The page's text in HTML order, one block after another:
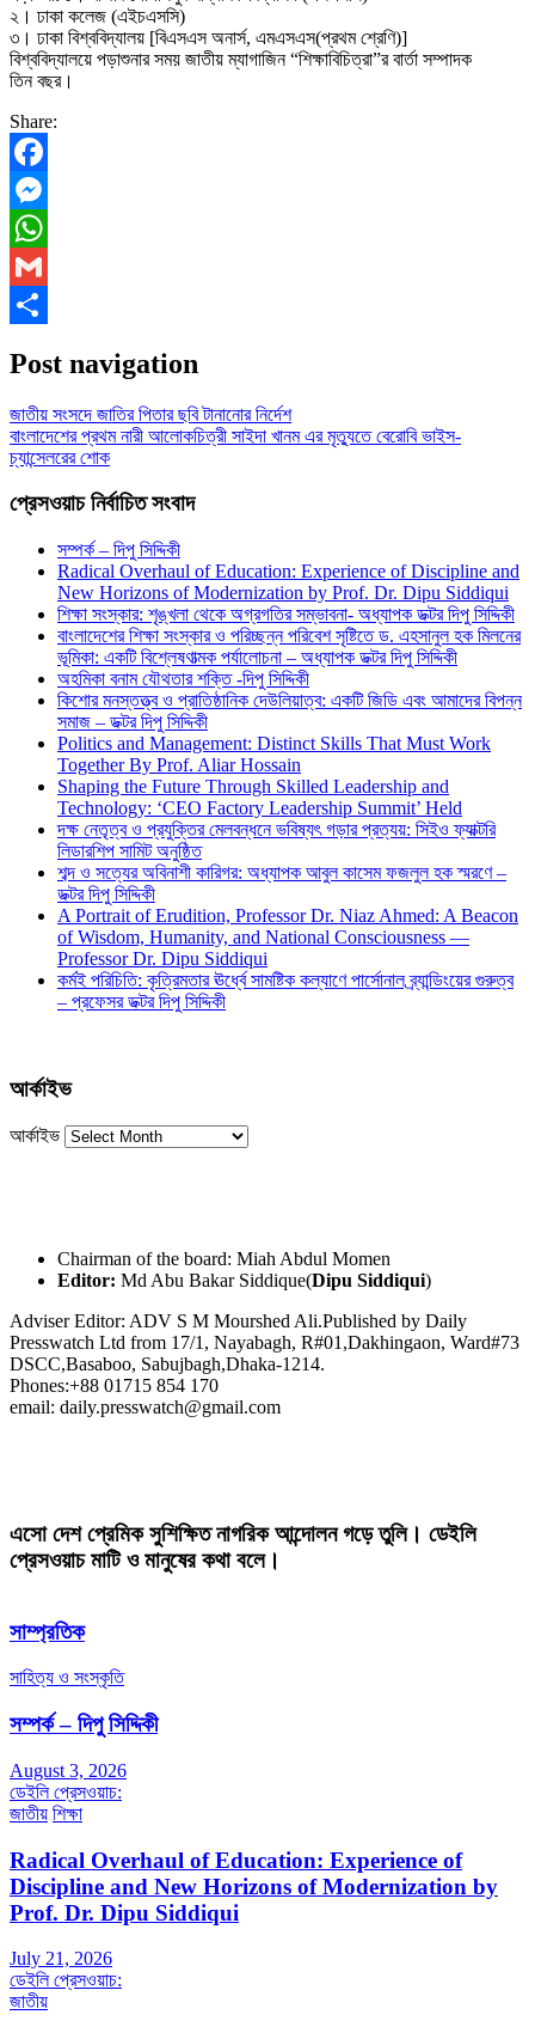
২। ঢাকা কলেজ (এইচএসসি)
৩। ঢাকা বিশ্ববিদ্যালয় [বিএসএস অনার্স, এমএসএস(প্রথম শ্রেণি)]
বিশ্ববিদ্যালয়ে পড়াশুনার সময় জাতীয় ম্যাগাজিন “শিক্ষাবিচিত্রা”র বার্তা সম্পাদক
তিন বছর।
Share:
Facebook
Messenger
WhatsApp
Gmail
Post navigation
জাতীয় সংসদে জাতির পিতার ছবি টানানোর নির্দেশ
বাংলাদেশের প্রথম নারী আলোকচিত্রী সাইদা খানম এর মৃত্যুতে বেরােবি ভাইস-
চ্যান্সেলরের শোক
প্রেসওয়াচ নির্বাচিত সংবাদ
সম্পর্ক – দিপু সিদ্দিকী
Radical Overhaul of Education: Experience of Discipline and
New Horizons of Modernization by Prof. Dr. Dipu Siddiqui
শিক্ষা সংস্কার: শৃঙ্খলা থেকে অগ্রগতির সম্ভাবনা- অধ্যাপক ডক্টর দিপু সিদ্দিকী
বাংলাদেশের শিক্ষা সংস্কার ও পরিচ্ছন্ন পরিবেশ সৃষ্টিতে ড. এহসানুল হক মিলনের
ভূমিকা: একটি বিশ্লেষণাত্মক পর্যালোচনা – অধ্যাপক ডক্টর দিপু সিদ্দিকী
অহমিকা বনাম যৌথতার শক্তি -দিপু সিদ্দিকী
কিশোর মনস্তত্ত্ব ও প্রাতিষ্ঠানিক দেউলিয়াত্ব: একটি জিডি এবং আমাদের বিপন্ন
সমাজ – ডক্টর দিপু সিদ্দিকী
Politics and Management: Distinct Skills That Must Work
Together By Prof. Aliar Hossain
Shaping the Future Through Skilled Leadership and
Technology: ‘CEO Factory Leadership Summit’ Held
দক্ষ নেতৃত্ব ও প্রযুক্তির মেলবন্ধনে ভবিষ্যৎ গড়ার প্রত্যয়: সিইও ফ্যাক্টরি
লিডারশিপ সামিট অনুষ্ঠিত
শব্দ ও সত্যের অবিনাশী কারিগর: অধ্যাপক আবুল কাসেম ফজলুল হক স্মরণে –
ডক্টর দিপু সিদ্দিকী
A Portrait of Erudition, Professor Dr. Niaz Ahmed: A Beacon
of Wisdom, Humanity, and National Consciousness —
Professor Dr. Dipu Siddiqui
কর্মই পরিচিতি: কৃত্রিমতার ঊর্ধ্বে সামষ্টিক কল্যাণে পার্সোনাল ব্র্যান্ডিংয়ের গুরুত্ব
– প্রফেসর ডক্টর দিপু সিদ্দিকী
আর্কাইভ
আর্কাইভ
Chairman of the board: Miah Abdul Momen
Editor: Md Abu Bakar Siddique(Dipu Siddiqui)
Adviser Editor: ADV S M Mourshed Ali.Published by Daily
Presswatch Ltd from 17/1, Nayabagh, R#01,Dakhingaon, Ward#73
DSCC,Basaboo, Sabujbagh,Dhaka-1214.
Phones:+88 01715 854 170
email: daily.presswatch@gmail.com
এসো দেশ প্রেমিক সুশিক্ষিত নাগরিক আন্দোলন গড়ে তুলি। ডেইলি
প্রেসওয়াচ মাটি ও মানুষের কথা বলে।
সাম্প্রতিক
সাহিত্য ও সংস্কৃতি
সম্পর্ক – দিপু সিদ্দিকী
August 3, 2026
ডেইলি প্রেসওয়াচ:
জাতীয় শিক্ষা
Radical Overhaul of Education: Experience of
Discipline and New Horizons of Modernization by
Prof. Dr. Dipu Siddiqui
July 21, 2026
ডেইলি প্রেসওয়াচ:
জাতীয়